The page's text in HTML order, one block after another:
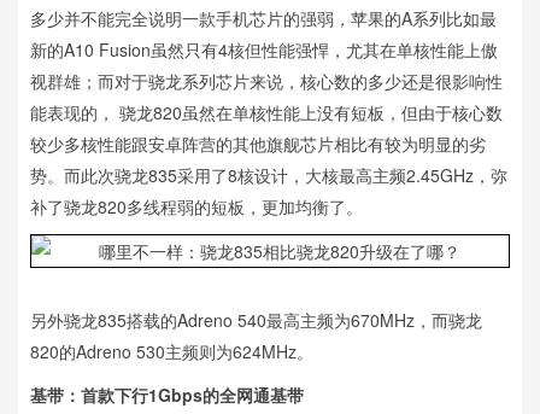
多少并不能完全说明一款手机芯片的强弱，苹果的A系列比如最
新的A10 Fusion虽然只有4核但性能强悍，尤其在单核性能上傲
视群雄；而对于骁龙系列芯片来说，核心数的多少还是很影响性
能表现的， 骁龙820虽然在单核性能上没有短板，但由于核心数
较少多核性能跟安卓阵营的其他旗舰芯片相比有较为明显的劣
势。而此次骁龙835采用了8核设计，大核最高主频2.45GHz，弥
补了骁龙820多线程弱的短板，更加均衡了。
另外骁龙835搭载的Adreno 540最高主频为670MHz，而骁龙
820的Adreno 530主频则为624MHz。
基带：首款下行1Gbps的全网通基带